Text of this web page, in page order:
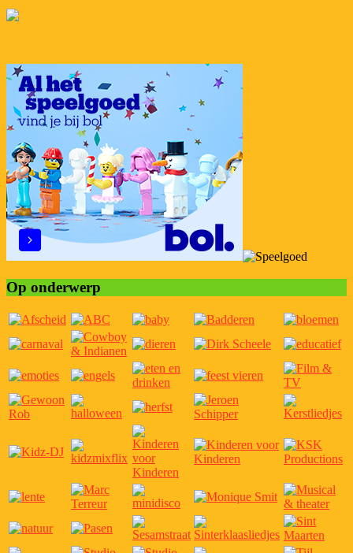
Op onderwerp